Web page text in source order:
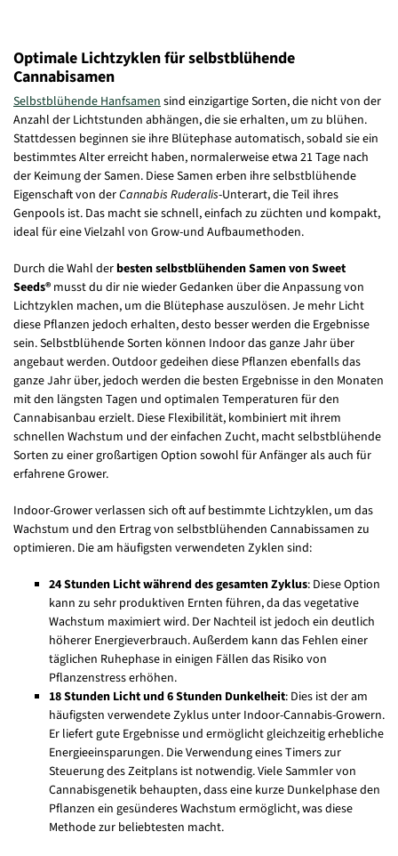
Optimale Lichtzyklen für selbstblühende
Cannabisamen
Selbstblühende Hanfsamen sind einzigartige Sorten, die nicht von der
Anzahl der Lichtstunden abhängen, die sie erhalten, um zu blühen.
Stattdessen beginnen sie ihre Blütephase automatisch, sobald sie ein
bestimmtes Alter erreicht haben, normalerweise etwa 21 Tage nach
der Keimung der Samen. Diese Samen erben ihre selbstblühende
Eigenschaft von derCannabis Ruderalis-Unterart, die Teil ihres
Genpools ist. Das macht sie schnell, einfach zu züchten und kompakt,
ideal für eine Vielzahl von Grow-und Aufbaumethoden.
Durch die Wahl derbesten selbstblühenden Samen von Sweet
Seeds® musst du dir nie wieder Gedanken über die Anpassung von
Lichtzyklen machen, um die Blütephase auszulösen. Je mehr Licht
diese Pflanzen jedoch erhalten, desto besser werden die Ergebnisse
sein. Selbstblühende Sorten können Indoor das ganze Jahr über
angebaut werden. Outdoor gedeihen diese Pflanzen ebenfalls das
ganze Jahr über, jedoch werden die besten Ergebnisse in den Monaten
mit den längsten Tagen und optimalen Temperaturen für den
Cannabisanbau erzielt. Diese Flexibilität, kombiniert mit ihrem
schnellen Wachstum und der einfachen Zucht, macht selbstblühende
Sorten zu einer großartigen Option sowohl für Anfänger als auch für
erfahrene Grower.
Indoor-Grower verlassen sich oft auf bestimmte Lichtzyklen, um das
Wachstum und den Ertrag von selbstblühenden Cannabissamen zu
optimieren. Die am häufigsten verwendeten Zyklen sind:
24 Stunden Licht während des gesamten Zyklus: Diese Option
kann zu sehr produktiven Ernten führen, da das vegetative
Wachstum maximiert wird. Der Nachteil ist jedoch ein deutlich
höherer Energieverbrauch. Außerdem kann das Fehlen einer
täglichen Ruhephase in einigen Fällen das Risiko von
Pflanzenstress erhöhen.
18 Stunden Licht und 6 Stunden Dunkelheit: Dies ist der am
häufigsten verwendete Zyklus unter Indoor-Cannabis-Growern.
Er liefert gute Ergebnisse und ermöglicht gleichzeitig erhebliche
Energieeinsparungen. Die Verwendung eines Timers zur
Steuerung des Zeitplans ist notwendig. Viele Sammler von
Cannabisgenetik behaupten, dass eine kurze Dunkelphase den
Pflanzen ein gesünderes Wachstum ermöglicht, was diese
Methode zur beliebtesten macht.